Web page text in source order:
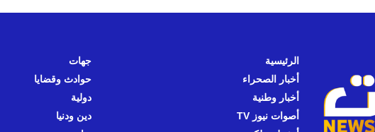
الرئيسية
أخبار الصحراء
أخبار وطنية
أصوات نيوز TV
جهات
حوادث وقضايا
دولية
دين ودنيا